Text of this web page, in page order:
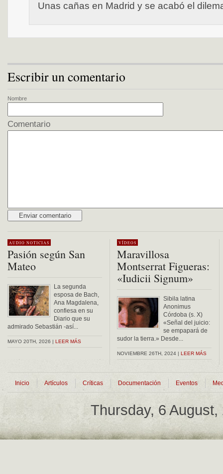
Unas cañas en Madrid y se acabó el
Escribir un comentario
Nombre
Comentario
AUDIO NOTICIAS
Pasión según San
Mateo
La segunda
esposa de Bach,
Ana Magdalena,
confiesa en su
Diario que su
admirado Sebastián -así...
MAYO 20TH, 2026 | LEER MÁS
VÍDEOS
Maravillosa
Montserrat Figueras:
«Iudicii Signum»
Sibila latina
Anonimus
Córdoba (s. X)
«Señal del juicio:
se empapará de
sudor la tierra.» Desde...
NOVIEMBRE 26TH, 2024 | LEER MÁS
Inicio Artículos Críticas Documentación Eventos
Thursday, 6